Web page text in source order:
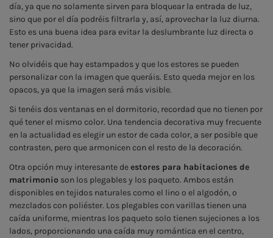
día, ya que no solamente sirven para bloquear la entrada de luz,
sino que por el día podréis filtrarla y, así, aprovechar la luz diurna.
Esto es una buena idea para evitar la deslumbrante luz directa o
tener privacidad.
No olvidéis que hay estampados y que los estores se pueden
personalizar con la imagen que queráis. Esto queda mejor en los
opacos, ya que la imagen será más visible.
Si tenéis dos ventanas en el dormitorio, recordad que no tienen por
qué tener el mismo color. Una tendencia decorativa muy frecuente
en la actualidad es elegir un estor de cada color, a ser posible que
contrasten, pero que armonicen con el resto de la decoración.
Otra opción muy interesante deestores para habitaciones de
matrimonio son los plegables y los paqueto. Ambos están
disponibles en tejidos naturales como el lino o el algodón, o
mezclados con poliéster. Los plegables con varillas tienen una
caída uniforme, mientras los paqueto solo tienen sujeciones a los
lados, proporcionando una caída muy romántica en el centro,